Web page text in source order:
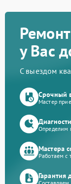
у Вас
С выездом
Срочный
Мастер
Определим
Мастера
Работаем с
Гарантия